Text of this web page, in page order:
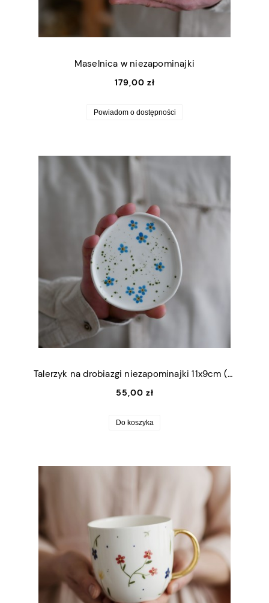
Maselnica w niezapominajki
179,00 zł
Powiadom o dostępności
Talerzyk na drobiazgi niezapominajki 11x9cm (S)
55,00 zł
Do koszyka